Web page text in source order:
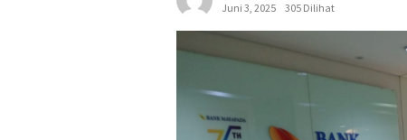
Juni 3, 2025
305 Dilihat